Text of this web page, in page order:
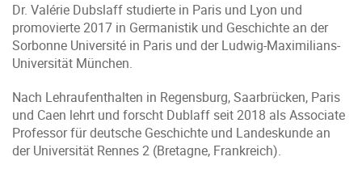
Dr. Valérie Dubslaff studierte in Paris und Lyon und
promovierte 2017 in Germanistik und Geschichte an der
Sorbonne Université in Paris und der Ludwig-Maximilians-
Universität München.
Nach Lehraufenthalten in Regensburg, Saarbrücken, Paris
und Caen lehrt und forscht Dublaff seit 2018 als Associate
Professor für deutsche Geschichte und Landeskunde an
der Universität Rennes 2 (Bretagne, Frankreich).